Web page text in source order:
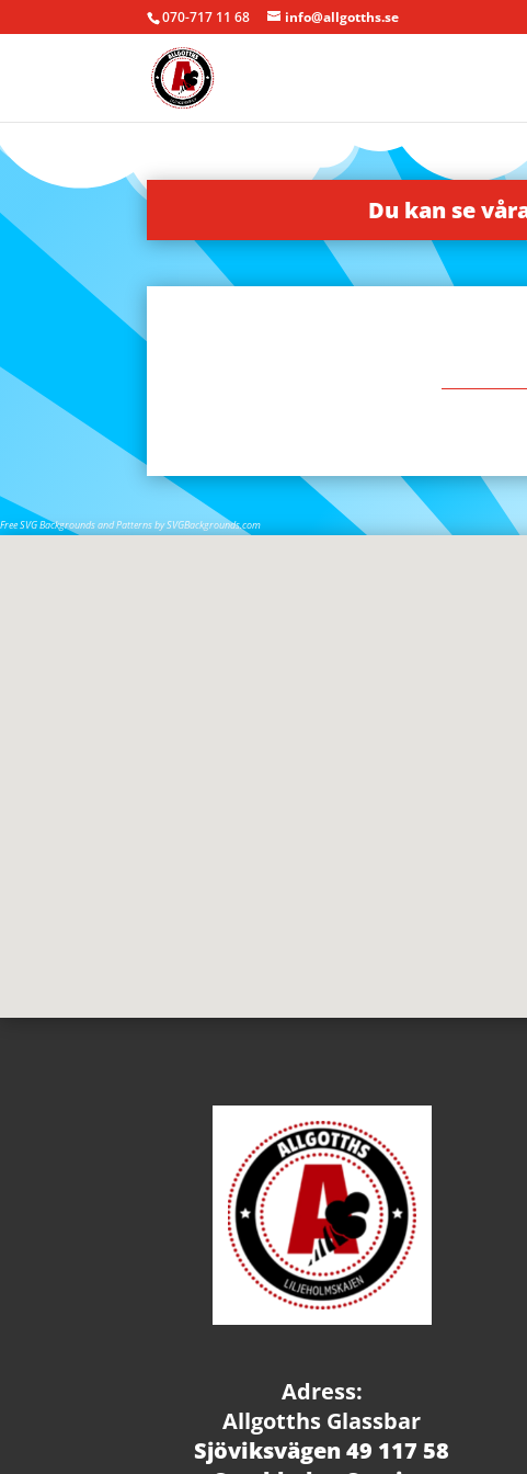
070-717 11 68 info@allgotths.se
Du kan se
Free SVG Backgrounds and Patterns by SVGBackgrounds.com
Adress:
Allgotths Glassbar
Sjöviksvägen 49 117 58